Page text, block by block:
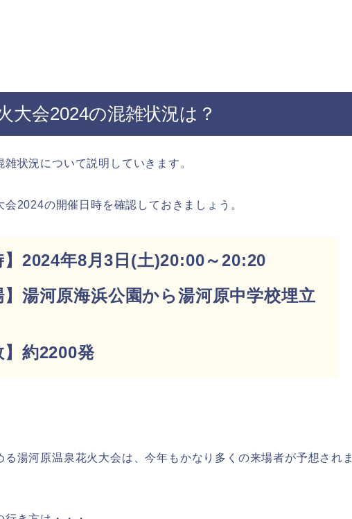
大会2024の混雑状況は？
状況について説明していきます。
会2024の開催日時を確認しておきましょう。
】2024年8月3日(土)20:00～20:20
】湯河原海浜公園から湯河原中学校埋立
】約2200発
湯河原温泉花火大会は、今年もかなり多くの来場者が予想されま